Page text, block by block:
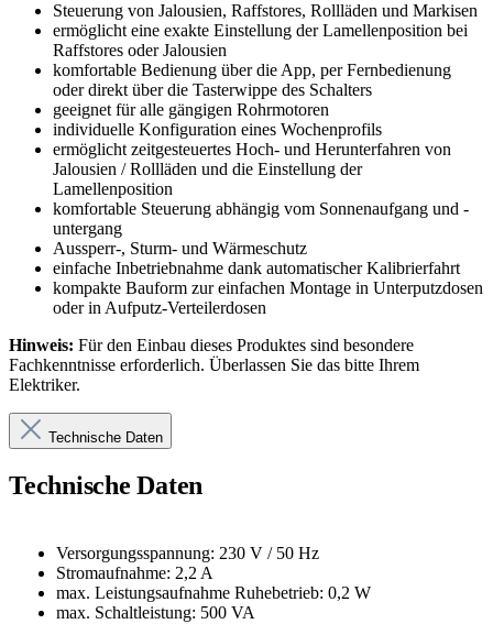
Steuerung von Jalousien, Raffstores, Rollläden und Markisen
ermöglicht eine exakte Einstellung der Lamellenposition bei
Raffstores oder Jalousien
komfortable Bedienung über die App, per Fernbedienung
oder direkt über die Tasterwippe des Schalters
geeignet für alle gängigen Rohrmotoren
individuelle Konfiguration eines Wochenprofils
ermöglicht zeitgesteuertes Hoch- und Herunterfahren von
Jalousien / Rollläden und die Einstellung der
Lamellenposition
komfortable Steuerung abhängig vom Sonnenaufgang und -
untergang
Aussperr-, Sturm- und Wärmeschutz
einfache Inbetriebnahme dank automatischer Kalibrierfahrt
kompakte Bauform zur einfachen Montage in Unterputzdosen
oder in Aufputz-Verteilerdosen
Hinweis: Für den Einbau dieses Produktes sind besondere
Fachkenntnisse erforderlich. Überlassen Sie das bitte Ihrem
Elektriker.
Technische Daten
Technische Daten
Versorgungsspannung: 230 V / 50 Hz
Stromaufnahme: 2,2 A
max. Leistungsaufnahme Ruhebetrieb: 0,2 W
max. Schaltleistung: 500 VA